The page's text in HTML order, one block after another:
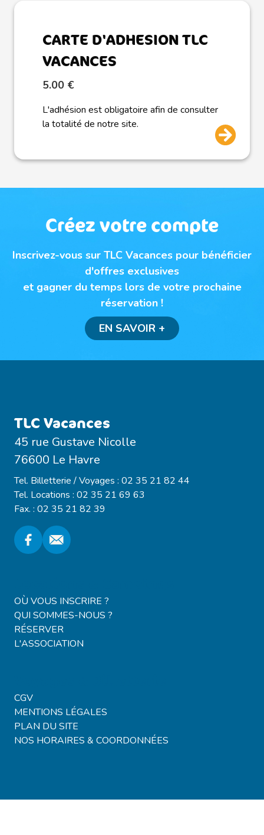
CARTE D'ADHESION TLC
VACANCES
5.00 €
L'adhésion est obligatoire afin de consulter
la totalité de notre site.
Créez votre compte
Inscrivez-vous sur TLC Vacances pour bénéficier
d'offres exclusives
et gagner du temps lors de votre prochaine
réservation !
EN SAVOIR +
TLC Vacances
45 rue Gustave Nicolle
76600 Le Havre
Tel. Billetterie / Voyages : 02 35 21 82 44
Tel. Locations : 02 35 21 69 63
Fax. : 02 35 21 82 39
OÙ VOUS INSCRIRE ?
QUI SOMMES-NOUS ?
RÉSERVER
L'ASSOCIATION
CGV
MENTIONS LÉGALES
PLAN DU SITE
NOS HORAIRES & COORDONNÉES